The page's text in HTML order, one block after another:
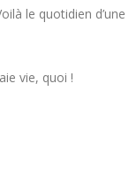
le quotidien
vie, quoi !